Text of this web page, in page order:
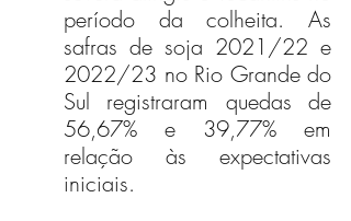
período da colheita. As
safras de soja 2021/22 e
2022/23 no Rio Grande do
Sul registraram quedas de
56,67% e 39,77% em
relação às expectativas
iniciais.